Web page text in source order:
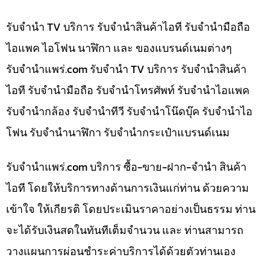
รับจำนำ TV บริการ รับจำนำสินค้าไอที รับจำนำมือถือ
ไอแพค ไอโฟน นาฬิกา และ ของแบรนด์เนมต่างๆ
รับจํานําแพร่.com รับจำนำ TV บริการ รับจำนำสินค้า
ไอที รับจำนำมือถือ รับจำนำโทรศัพท์ รับจำนำไอแพค
รับจำนำกล้อง รับจำนำทีวี รับจำนำโน๊ดบุ๊ค รับจำนำไอ
โฟน รับจำนำนาฬิกา รับจำนำกระเป๋าแบรนด์เนม
รับจํานําแพร่.com บริการ ซื้อ-ขาย-ฝาก-จำนำ สินค้า
ไอที โดยให้บริการทางด้านการเงินแก่ท่าน ด้วยความ
เข้าใจ ให้เกียรติ โดยประเมินราคาอย่างเป็นธรรม ท่าน
จะได้รับเงินสดในทันทีเต็มจำนวน และ ท่านสามารถ
วางแผนการผ่อนชำระค่าบริการได้ด้วยตัวท่านเอง